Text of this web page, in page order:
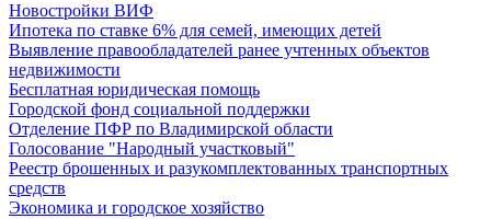
Новостройки ВИФ
Ипотека по ставке 6% для семей, имеющих детей
Выявление правообладателей ранее учтенных объектов
недвижимости
Бесплатная юридическая помощь
Городской фонд социальной поддержки
Отделение ПФР по Владимирской области
Голосование "Народный участковый"
Реестр брошенных и разукомплектованных транспортных
средств
Экономика и городское хозяйство